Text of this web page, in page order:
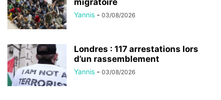
migratoire
Yannis - 03/08/2026
Londres : 117 arrestations lors
d’un rassemblement
Yannis - 03/08/2026